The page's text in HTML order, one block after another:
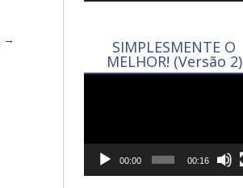
→ SIMPLESMENTE O
MELHOR! (Versão 2)
00:00 00:16